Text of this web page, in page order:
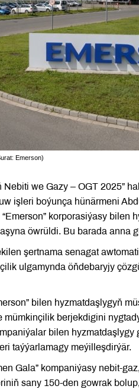
Emerson)
we Gazy – OGT 2025”
işleri boýunça hünärmeni
korporasiýasy bilen
öwrüldi. Bu barada anna
şertnama senagat
ulgamynda öňdebaryjy
bilen hyzmatdaşlygyň
berjekdigini
bilen
taýýarlamagy meýilleşdirýär.
Gala” kompaniýasy nebit-
sany 150-den gowrak